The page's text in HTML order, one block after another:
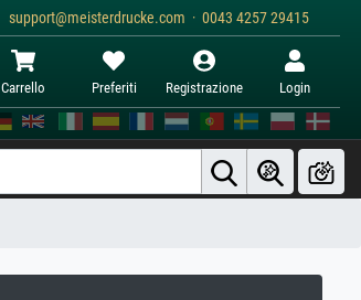
support@meisterdrucke.com · 0043 4257 29415
Carrello Preferiti Registrazione Login